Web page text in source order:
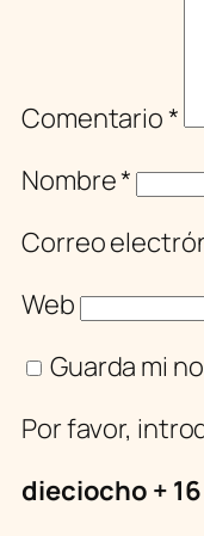
Comentario*
Nombre*
Correo
Web
Guarda mi
Por favor,
dieciocho +